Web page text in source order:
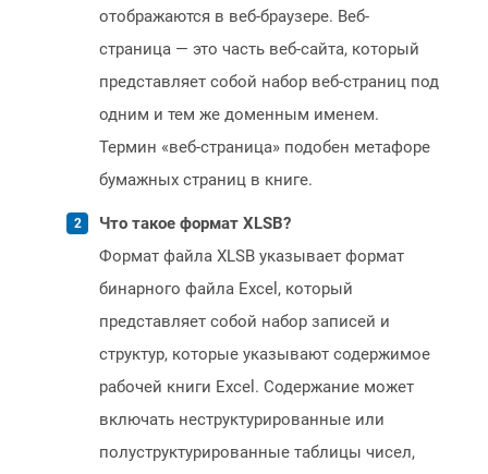
отображаются в веб-браузере. Веб-
страница — это часть веб-сайта, который
представляет собой набор веб-страниц под
одним и тем же доменным именем.
Термин «веб-страница» подобен метафоре
бумажных страниц в книге.
Что такое формат XLSB?
Формат файла XLSB указывает формат
бинарного файла Excel, который
представляет собой набор записей и
структур, которые указывают содержимое
рабочей книги Excel. Содержание может
включать неструктурированные или
полуструктурированные таблицы чисел,